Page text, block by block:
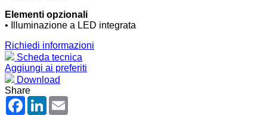
Elementi opzionali
• Illuminazione a LED integrata
Richiedi informazioni
Scheda tecnica
Aggiungi ai preferiti
Download
Share
Facebook
LinkedIn